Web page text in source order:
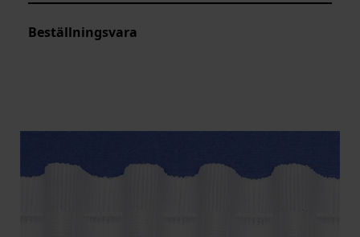
Beställningsvara